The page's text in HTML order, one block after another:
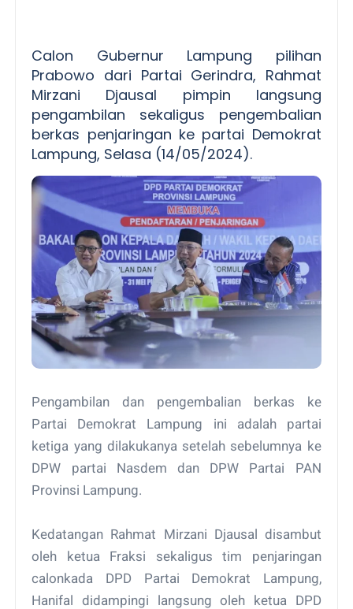
Calon Gubernur Lampung pilihan
Prabowo dari Partai Gerindra, Rahmat
Mirzani Djausal pimpin langsung
pengambilan sekaligus pengembalian
berkas penjaringan ke partai Demokrat
Lampung, Selasa (14/05/2024).
Pengambilan dan pengembalian berkas ke
Partai Demokrat Lampung ini adalah partai
ketiga yang dilakukanya setelah sebelumnya ke
DPW partai Nasdem dan DPW Partai PAN
Provinsi Lampung.
Kedatangan Rahmat Mirzani Djausal disambut
oleh ketua Fraksi sekaligus tim penjaringan
calonkada DPD Partai Demokrat Lampung,
Hanifal didampingi langsung oleh ketua DPD